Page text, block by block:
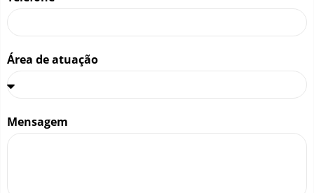
Área de atuação
Mensagem